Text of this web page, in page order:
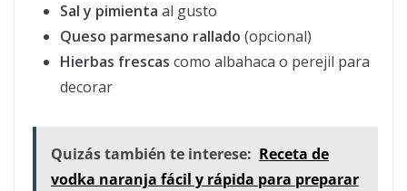
Sal y pimienta al gusto
Queso parmesano rallado (opcional)
Hierbas frescas como albahaca o perejil para
decorar
Quizás también te interese: Receta de
vodka naranja fácil y rápida para preparar